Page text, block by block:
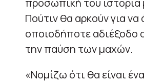
Πούτιν θα αρκούν για να
οποιοδήποτε αδιέξοδο
την παύση των μαχών.
«Νομίζω ότι θα είναι